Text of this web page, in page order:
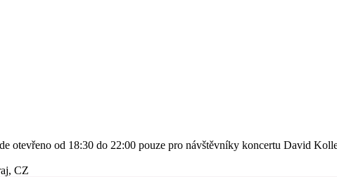
otevřeno od 18:30 do 22:00 pouze pro návštěvníky koncertu David
, CZ